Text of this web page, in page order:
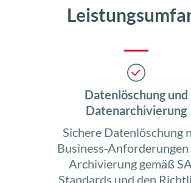
Datenlöschung und
Datenarchivierung
Sichere Datenlöschung
Business-
Archivierung gemäß
Standards und den